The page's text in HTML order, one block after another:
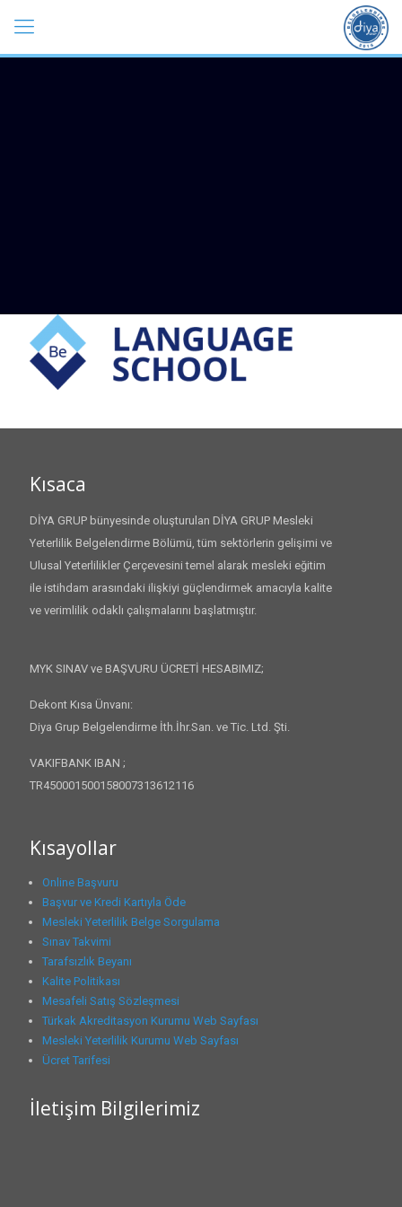
Kısaca
DİYA GRUP bünyesinde oluşturulan DİYA GRUP Mesleki
Yeterlilik Belgelendirme Bölümü, tüm sektörlerin gelişimi ve
Ulusal Yeterlilikler Çerçevesini temel alarak mesleki eğitim
ile istihdam arasındaki ilişkiyi güçlendirmek amacıyla kalite
ve verimlilik odaklı çalışmalarını başlatmıştır.
MYK SINAV ve BAŞVURU ÜCRETİ HESABIMIZ;
Dekont Kısa Ünvanı:
Diya Grup Belgelendirme İth.İhr.San. ve Tic. Ltd. Şti.
VAKIFBANK IBAN ;
TR450001500158007313612116
Kısayollar
Online Başvuru
Başvur ve Kredi Kartıyla Öde
Mesleki Yeterlilik Belge Sorgulama
Sınav Takvimi
Tarafsızlık Beyanı
Kalite Politikası
Mesafeli Satış Sözleşmesi
Türkak Akreditasyon Kurumu Web Sayfası
Mesleki Yeterlilik Kurumu Web Sayfası
Ücret Tarifesi
İletişim Bilgilerimiz